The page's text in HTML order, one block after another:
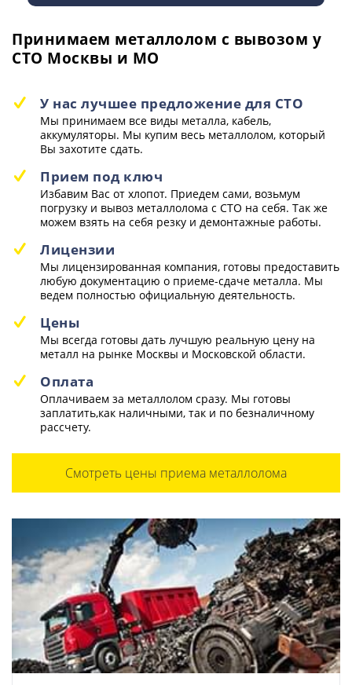
Принимаем металлолом с вывозом у
СТО Москвы и МО
У нас лучшее предложение для СТО
Мы принимаем все виды металла, кабель,
аккумуляторы. Мы купим весь металлолом, который
Вы захотите сдать.
Прием под ключ
Избавим Вас от хлопот. Приедем сами, возьмум
погрузку и вывоз металлолома с СТО на себя. Так же
можем взять на себя резку и демонтажные работы.
Лицензии
Мы лицензированная компания, готовы предоставить
любую документацию о приеме-сдаче металла. Мы
ведем полностью официальную деятельность.
Цены
Мы всегда готовы дать лучшую реальную цену на
металл на рынке Москвы и Московской области.
Оплата
Оплачиваем за металлолом сразу. Мы готовы
заплатить,как наличными, так и по безналичному
рассчету.
Смотреть цены приема металлолома